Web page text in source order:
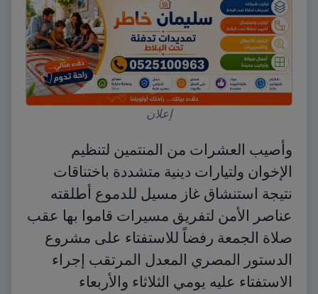
إعلان
وأصيب العشرات من المنتمين لتنظيم
الإخوان ولتيارات دينية متشددة باختناقات
نتيجة استنشاق غاز مسيل للدموع أطلقته
عناصر الأمن لتفريق مسيرات قاموا بها عقب
صلاة الجمعة رفضاً للاستفتاء على مشروع
الدستور المصري المعدل المرتقب إجراء
الاستفتاء عليه يومي الثلاثاء والأربعاء